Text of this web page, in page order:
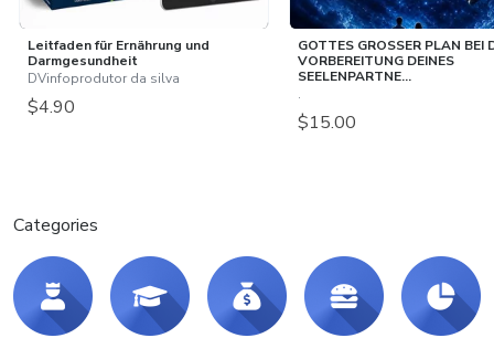
Leitfaden für Ernährung und
Darmgesundheit
DVinfoprodutor da silva
$4.90
GOTTES GROSSER PLAN BEI
VORBEREITUNG DEINES
SEELENPARTNE...
.
$15.00
Categories